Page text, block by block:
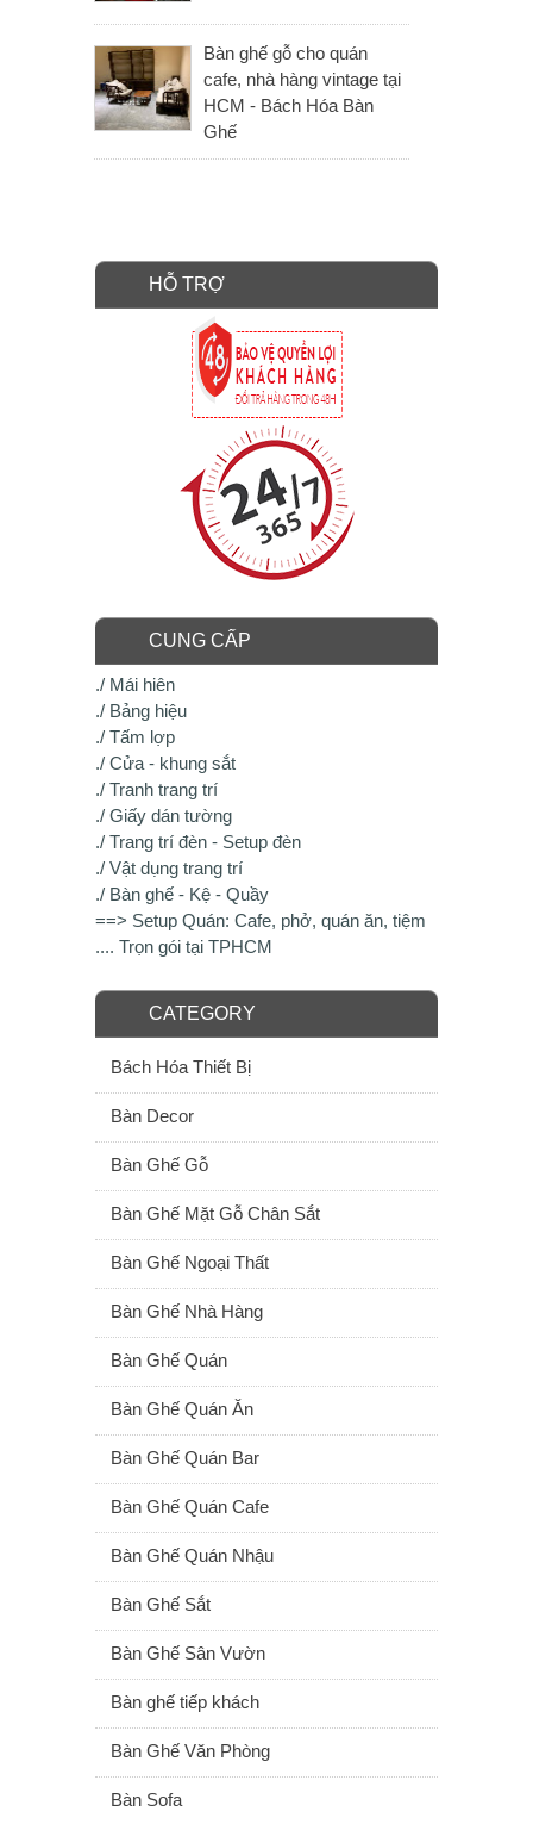
Bàn ghế gỗ cho quán
cafe, nhà hàng vintage tại
HCM - Bách Hóa Bàn
Ghế
HỖ TRỢ
CUNG CẤP
./ Mái hiên
./ Bảng hiệu
./ Tấm lợp
./ Cửa - khung sắt
./ Tranh trang trí
./ Giấy dán tường
./ Trang trí đèn - Setup đèn
./ Vật dụng trang trí
./ Bàn ghế - Kệ - Quầy
==> Setup Quán: Cafe, phở, quán ăn, tiệm
.... Trọn gói tại TPHCM
CATEGORY
Bách Hóa Thiết Bị
Bàn Decor
Bàn Ghế Gỗ
Bàn Ghế Mặt Gỗ Chân Sắt
Bàn Ghế Ngoại Thất
Bàn Ghế Nhà Hàng
Bàn Ghế Quán
Bàn Ghế Quán Ăn
Bàn Ghế Quán Bar
Bàn Ghế Quán Cafe
Bàn Ghế Quán Nhậu
Bàn Ghế Sắt
Bàn Ghế Sân Vườn
Bàn ghế tiếp khách
Bàn Ghế Văn Phòng
Bàn Sofa